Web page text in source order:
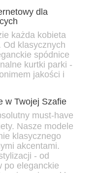
dla
każda kobieta
Od klasycznych
spódnice
kurtki parki -
jakości i
w Twojej Szafie
must-have
Nasze modele
klasycznego
akcentami.
- od
po eleganckie